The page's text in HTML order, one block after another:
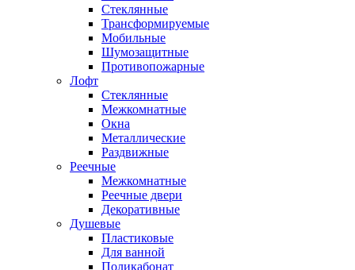
Стеклянные
Трансформируемые
Мобильные
Шумозащитные
Противопожарные
Лофт
Стеклянные
Межкомнатные
Окна
Металлические
Раздвижные
Реечные
Межкомнатные
Реечные двери
Декоративные
Душевые
Пластиковые
Для ванной
Поликабонат